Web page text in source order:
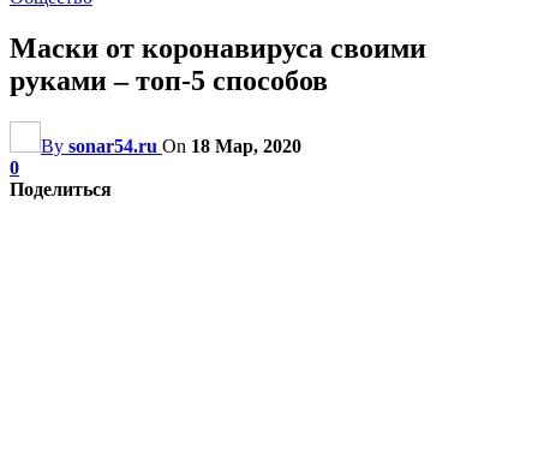
Маски от коронавируса своими
руками – топ-5 способов
By sonar54.ru On 18 Мар, 2020
0
Поделиться